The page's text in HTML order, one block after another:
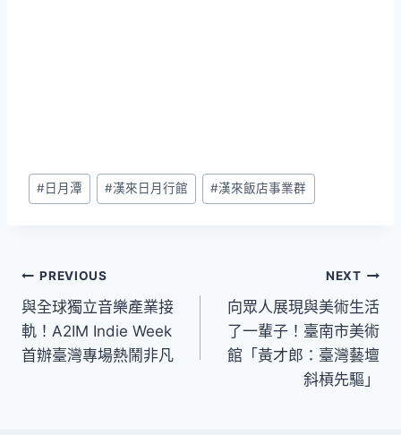
Post
Tags:
#日月潭 #漢來日月行館 #漢來飯店事業群
文
章
導
PREVIOUS
與全球獨立音樂產業接
軌！A2IM Indie Week
首辦臺灣專場熱鬧非凡
NEXT
向眾人展現與美術生活
了一輩子！臺南市美術
館「黃才郎：臺灣藝壇
斜槓先驅」